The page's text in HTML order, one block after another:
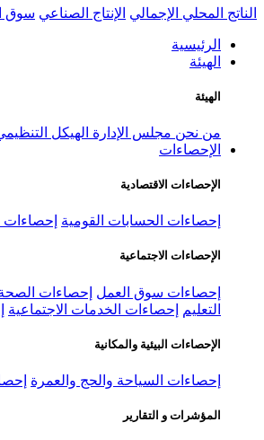
الناتج المحلي الإجمالي الإنتاج الصناعي سوق
الرئيسية
الهيئة
الهيئة
من نحن مجلس الإدارة الهيكل
الإحصاءات
الإحصاءات الاقتصادية
إحصاءات الحسابات القومية إحصاءات
الإحصاءات الاجتماعية
إحصاءات سوق العمل إحصاءات
التعليم
إحصاءات الخدمات الاجتماعية
الإحصاءات البيئية والمكانية
إحصاءات السياحة والحج والعمرة
المؤشرات و التقارير